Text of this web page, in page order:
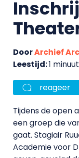
DoorArchief
Leestijd:1 minuut
reageer
Tijdens de open
een groep die
gaat. Stagiair
Academie voor